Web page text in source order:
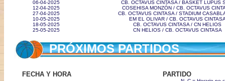
06-04-2025
CB. OCTAVUS CINTASA / BASKET LUPUS
12-04-2025
COSEHISA MONZÓN / CB. OCTAVUS
27-04-2025
CB. OCTAVUS CINTASA / STADIUM
10-05-2025
EM EL OLIVAR / CB. OCTAVUS
18-05-2025
CB. OCTAVUS CINTASA / CN HELIOS
25-05-2025
CN HELIOS / CB. OCTAVUS CINTASA
PRÓXIMOS PARTIDOS
FECHA Y HORA PARTIDO